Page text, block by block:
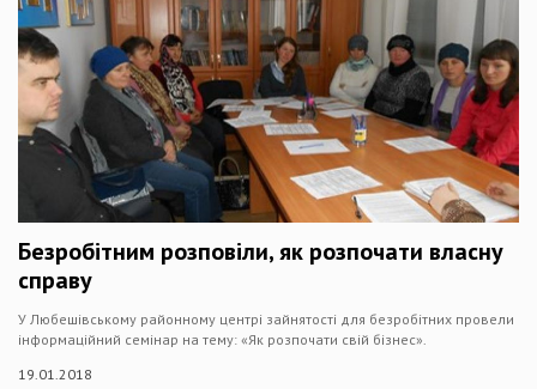
Безробітним розповіли, як розпочати власну
справу
У Любешівському районному центрі зайнятості для безробітних провели
інформаційний семінар на тему: «Як розпочати свій бізнес».
19.01.2018